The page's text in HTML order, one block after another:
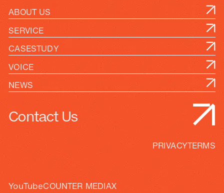
ABOUT US
SERVICE
CASESTUDY
VOICE
NEWS
Contact Us
PRIVACYTERMS
YouTubeCOUNTER MEDIAX